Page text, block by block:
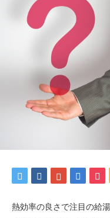
熱効率の良さで注目の給